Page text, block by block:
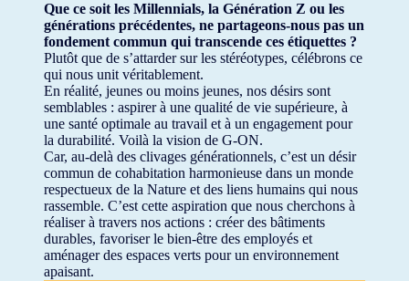
Que ce soit les Millennials, la Génération Z ou les
générations précédentes, ne partageons-nous pas un
fondement commun qui transcende ces étiquettes ?
Plutôt que de s’attarder sur les stéréotypes, célébrons ce
qui nous unit véritablement.
En réalité, jeunes ou moins jeunes, nos désirs sont
semblables : aspirer à une qualité de vie supérieure, à
une santé optimale au travail et à un engagement pour
la durabilité. Voilà la vision de G-ON.
Car, au-delà des clivages générationnels, c’est un désir
commun de cohabitation harmonieuse dans un monde
respectueux de la Nature et des liens humains qui nous
rassemble. C’est cette aspiration que nous cherchons à
réaliser à travers nos actions : créer des bâtiments
durables, favoriser le bien-être des employés et
aménager des espaces verts pour un environnement
apaisant.